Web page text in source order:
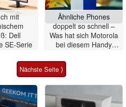
mit
Dell
SE-Serie
Ähnliche Phones
doppelt so schnell –
Was hat sich Motorola
bei diesem Handy
Nächste Seite ⟩